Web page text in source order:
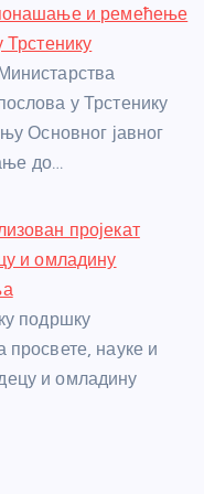
и ремећење
у Трстенику
Основног јавног
до…
пројекат
и омладину
подршку
просвете, науке и
и омладину